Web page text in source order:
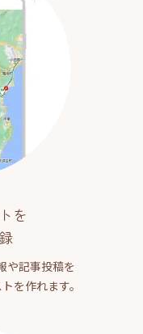
を
や記事投稿を
を作れます。